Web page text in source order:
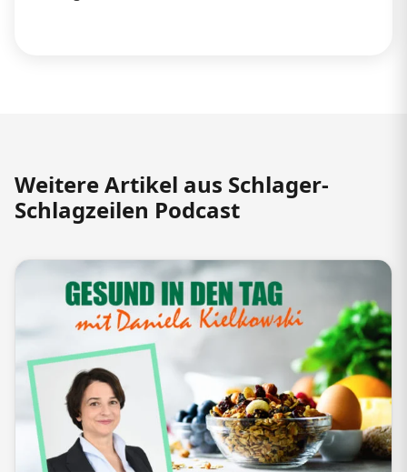
Weitere Artikel aus Schlager-
Schlagzeilen Podcast